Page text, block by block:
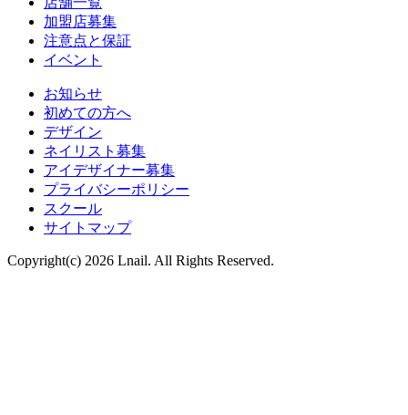
加盟店募集
注意点と保証
イベント
お知らせ
初めての方へ
デザイン
ネイリスト募集
アイデザイナー募集
プライバシーポリシー
スクール
サイトマップ
Copyright(c) 2026 Lnail. All Rights Reserved.